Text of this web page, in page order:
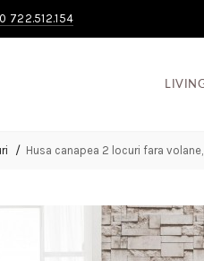
722.512.154
Husa canapea 2 locuri fara